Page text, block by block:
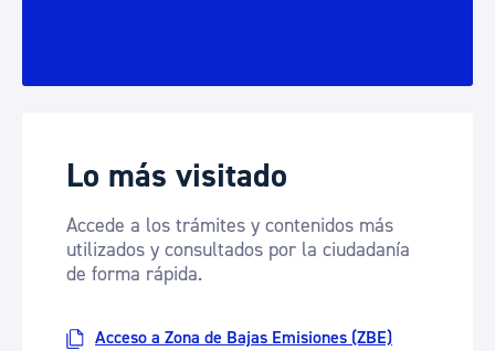
Lo más visitado
Accede a los trámites y contenidos más
utilizados y consultados por la ciudadanía
de forma rápida.
Acceso a Zona de Bajas Emisiones (ZBE)